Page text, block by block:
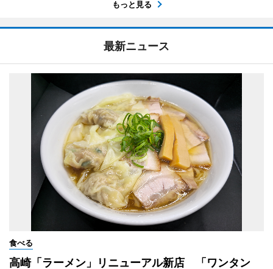
もっと見る
最新ニュース
食べる
高崎「ラーメン」リニューアル新店 「ワンタン